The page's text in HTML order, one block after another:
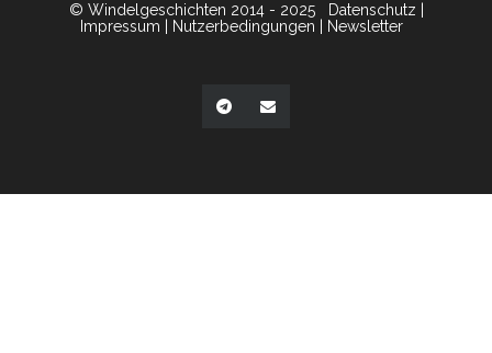
© Windelgeschichten 2014 - 2025 Datenschutz
Impressum
Nutzerbedingungen Newsletter